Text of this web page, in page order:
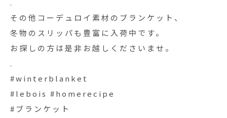
.
その他コーデュロイ素材のブランケット、
冬物のスリッパも豊富に入荷中です。
お探しの方は是非お越しくださいませ。
.
#winterblanket
#lebois #homerecipe
#ブランケット